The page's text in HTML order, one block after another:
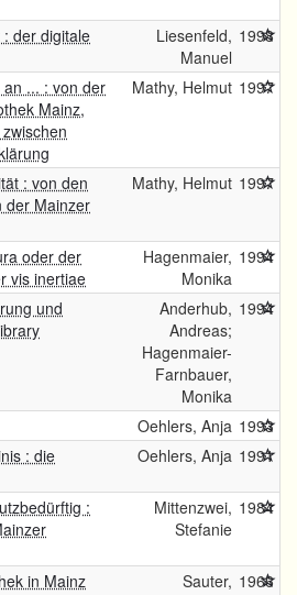
der digitale
Liesenfeld,
Manuel
1998
... : von der
Mainz,
Mathy, Helmut 1997
: von den
der Mainzer
Mathy, Helmut 1997
oder der
vis inertiae
Hagenmaier,
Monika
1994
und
Anderhub,
Andreas;
Hagenmaier-
Farnbauer,
Monika
1994
Oehlers, Anja 1993
: die
Oehlers, Anja 1991
:
Mittenzwei,
Stefanie
1984
in Mainz
Sauter, 1966